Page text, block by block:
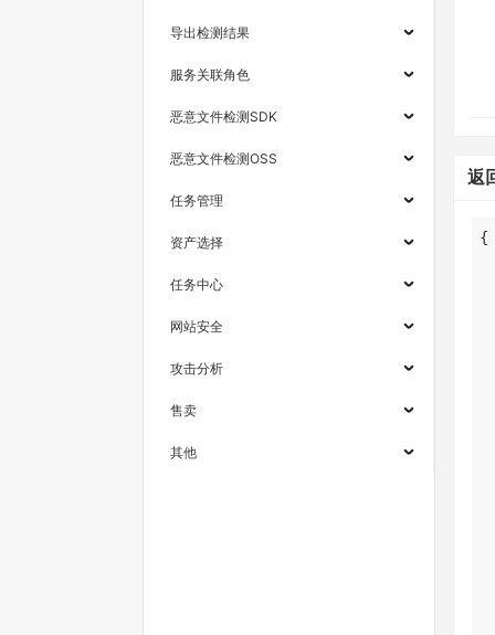
导出检测结果
服务关联角色
恶意文件检测SDK
恶意文件检测OSS
任务管理
资产选择
任务中心
网站安全
攻击分析
售卖
其他
返